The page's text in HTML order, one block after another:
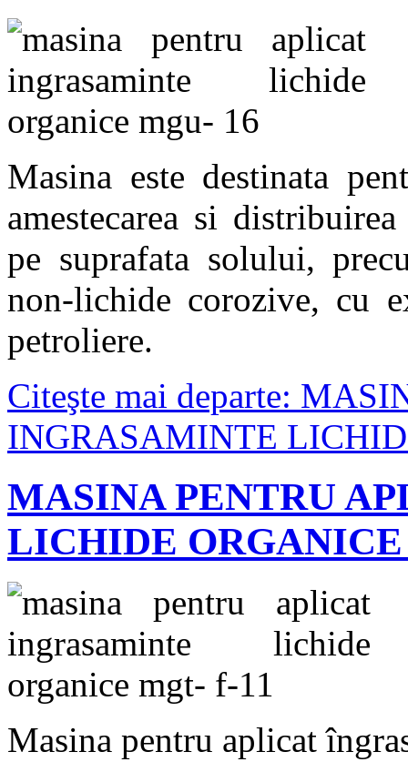
Masina este destinata
amestecarea si
pe suprafata solului,
non-lichide corozive, cu
petroliere.
Citeşte mai departe:
INGRASAMINTE
MASINA PENTRU
LICHIDE ORGANICE
Masina pentru aplicat